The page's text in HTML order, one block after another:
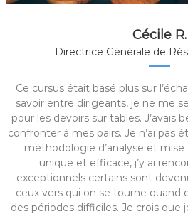
Cécile R.
Directrice Générale de
Ce cursus était basé plus sur
savoir entre dirigeants, je ne me
pour les devoirs sur tables. J’avais
confronter à mes pairs. Je n’ai pas
méthodologie d’analyse et
unique et efficace, j’y ai
exceptionnels certains sont
ceux vers qui on se tourne quand
des périodes difficiles. Je crois que